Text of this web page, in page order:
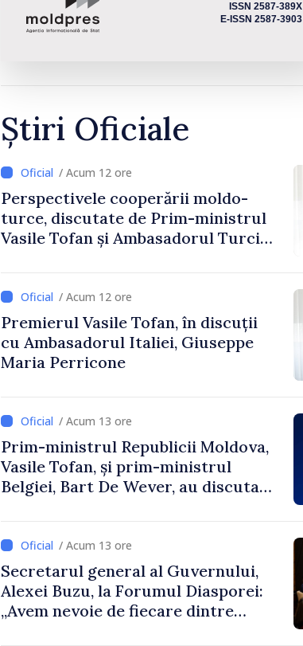
ISSN 2587-389X
E-ISSN 2587-3903
Știri Oficiale
/ Acum 12 ore
Perspectivele cooperării moldo-
turce, discutate de Prim-ministrul
Vasile Tofan și Ambasadorul Turciei,
/ Acum 12 ore
Premierul Vasile Tofan, în discuții
cu Ambasadorul Italiei, Giuseppe
Maria Perricone
/ Acum 13 ore
Prim-ministrul Republicii Moldova,
Vasile Tofan, și prim-ministrul
Belgiei, Bart De Wever, au discutat
/ Acum 13 ore
Secretarul general al Guvernului,
Alexei Buzu, la Forumul Diasporei:
„Avem nevoie de fiecare dintre